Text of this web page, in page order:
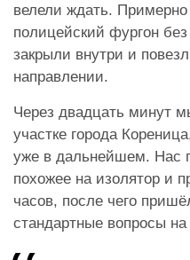
велели ждать.
полицейский фургон
закрыли внутри и
направлении.
Через двадцать минут
участке города
уже в дальнейшем. Нас
похожее на изолятор и
часов, после чего
стандартные вопросы на